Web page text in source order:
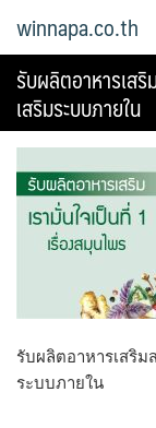
winnapa.co.th
รับผลิตอาหารเส
เสริมระบบภายใน
รับผลิตอาหารเสริม
ระบบภายใน